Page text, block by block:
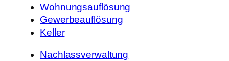
Wohnungsauflösung
Gewerbeauflösung
Keller
Nachlassverwaltung